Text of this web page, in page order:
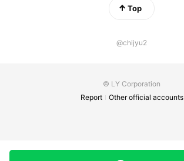
Top
@chijyu2
© LY Corporation
Report
Other official accounts